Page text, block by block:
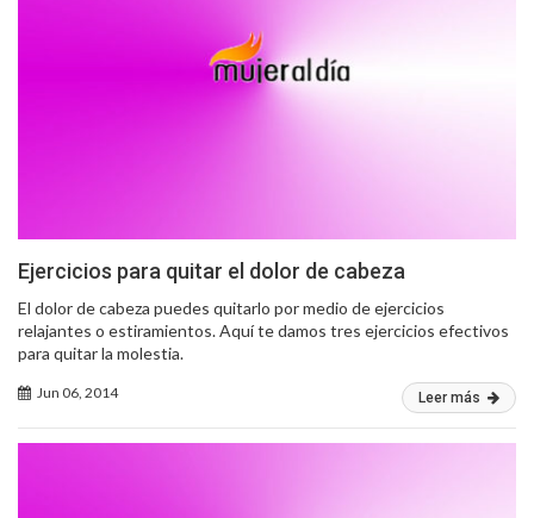
Ejercicios para quitar el dolor de cabeza
El dolor de cabeza puedes quitarlo por medio de ejercicios
relajantes o estiramientos. Aquí te damos tres ejercicios efectivos
para quitar la molestia.
Jun 06, 2014 Leer más